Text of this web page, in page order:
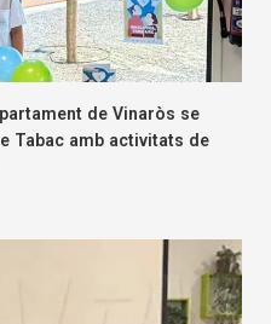
de Vinaròs se
Tabac amb activitats de